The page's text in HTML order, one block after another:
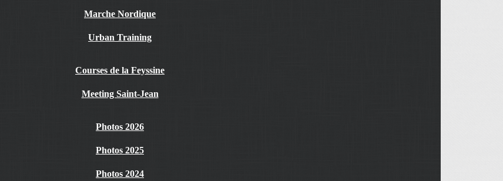
Marche Nordique
Urban Training
Courses de la Feyssine
Meeting Saint-Jean
Photos 2026
Photos 2025
Photos 2024